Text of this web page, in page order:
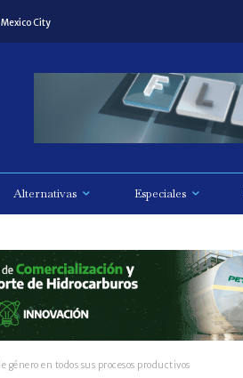
Mexico City
Alternativas Especiales
género en todos sus procesos productivos